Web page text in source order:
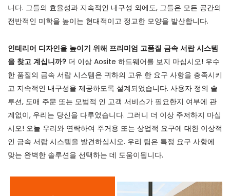
니다. 그들의 효율성과 지속적인 내구성 외에도, 그들은 모든 공간의
전반적인 미학을 높이는 현대적이고 정교한 모양을 발산합니다.
인테리어 디자인을 높이기 위해 프리미엄 고품질 금속 서랍 시스템
을 찾고 계십니까? 더 이상 Aosite 하드웨어를 보지 마십시오! 우수
한 품질의 금속 서랍 시스템은 귀하의 고유 한 요구 사항을 충족시키
고 지속적인 내구성을 제공하도록 설계되었습니다. 사용자 정의 솔
루션, 도매 주문 또는 모범적 인 고객 서비스가 필요한지 여부에 관
계없이, 우리는 당신을 다루었습니다. 그러니 더 이상 주저하지 마십
시오! 오늘 우리와 연락하여 주거용 또는 상업적 요구에 대한 이상적
인 금속 서랍 시스템을 발견하십시오. 우리 팀은 특정 요구 사항에
맞는 완벽한 솔루션을 선택하는 데 도움이됩니다.